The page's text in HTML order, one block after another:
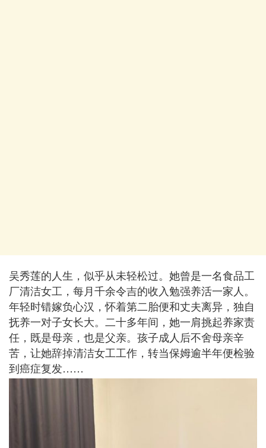
吴秀莲的人生，似乎从未轻松过。她曾是一名食品工
厂清洁女工，每月千余令吉的收入勉强养活一家人。
年轻时错嫁负心汉，怀着第二胎便和丈夫离异，独自
抚养一对子女长大。二十多年间，她一肩挑起养家责
任，既是母亲，也是父亲。孩子成人后不舍母亲辛
苦，让她辞掉清洁女工工作，转当保姆逾半年便检验
到癌症复发……